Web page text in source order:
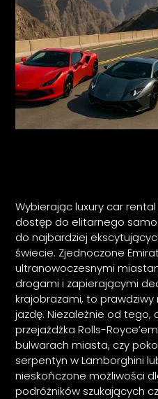
Wybierając luxury car
dostęp do elitarnego
do najbardziej
świecie. Zjednoczone
ultranowoczesnymi
drogami i zapierającymi
krajobrazami, to
jazdę. Niezależnie od tego,
przejażdżka Rolls-
bulwarach miasta, czy
serpentyn w Lamborghini
nieskończone możliwości
podróżników szukających